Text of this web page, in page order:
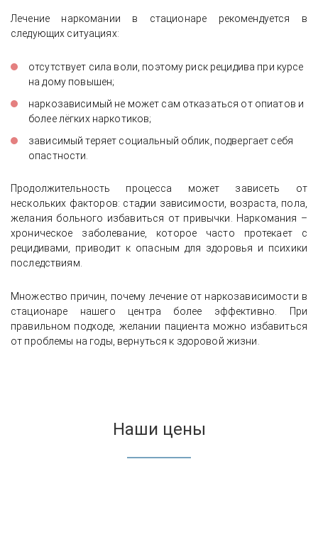
Лечение наркомании в стационаре рекомендуется в
следующих ситуациях:
отсутствует сила воли, поэтому риск рецидива при курсе
на дому повышен;
наркозависимый не может сам отказаться от опиатов и
более лёгких наркотиков;
зависимый теряет социальный облик, подвергает себя
опастности.
Продолжительность процесса может зависеть от
нескольких факторов: стадии зависимости, возраста, пола,
желания больного избавиться от привычки. Наркомания –
хроническое заболевание, которое часто протекает с
рецидивами, приводит к опасным для здоровья и психики
последствиям.
Множество причин, почему лечение от наркозависимости в
стационаре нашего центра более эффективно. При
правильном подходе, желании пациента можно избавиться
от проблемы на годы, вернуться к здоровой жизни.
Наши цены